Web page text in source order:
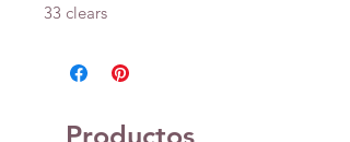
33 clears
Productos